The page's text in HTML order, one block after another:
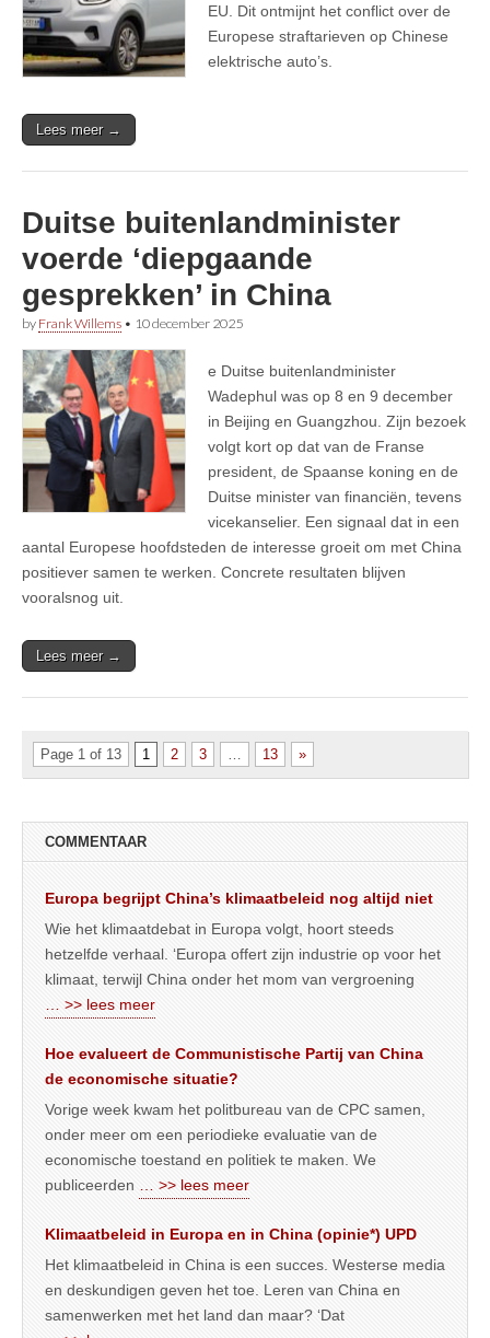
EU. Dit ontmijnt het conflict over de
Europese straftarieven op Chinese
elektrische auto’s.
Lees meer →
Duitse buitenlandminister
voerde ‘diepgaande
gesprekken’ in China
by Frank Willems • 10 december 2025
e Duitse buitenlandminister
Wadephul was op 8 en 9 december
in Beijing en Guangzhou. Zijn bezoek
volgt kort op dat van de Franse
president, de Spaanse koning en de
Duitse minister van financiën, tevens
vicekanselier. Een signaal dat in een
aantal Europese hoofdsteden de interesse groeit om met China
positiever samen te werken. Concrete resultaten blijven
vooralsnog uit.
Lees meer →
Page 1 of 13 1 2 3 13 »
COMMENTAAR
Europa begrijpt China’s klimaatbeleid nog altijd niet
Wie het klimaatdebat in Europa volgt, hoort steeds
hetzelfde verhaal. ‘Europa offert zijn industrie op voor het
klimaat, terwijl China onder het mom van vergroening
… >> lees meer
Hoe evalueert de Communistische Partij van China
de economische situatie?
Vorige week kwam het politbureau van de CPC samen,
onder meer om een periodieke evaluatie van de
economische toestand en politiek te maken. We
publiceerden
… >> lees meer
Klimaatbeleid in Europa en in China (opinie*) UPD
Het klimaatbeleid in China is een succes. Westerse media
en deskundigen geven het toe. Leren van China en
samenwerken met het land dan maar? ‘Dat